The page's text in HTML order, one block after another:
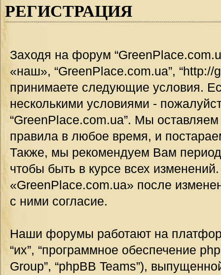
РЕГИСТРАЦИЯ
Заходя на форум
«наш», “GreenPlace.com.ua”,
принимаете следующие условия.
несколькими условиями -
“GreenPlace.com.ua”. Мы
правила в любое время, и
Также, мы рекомендуем Вам
чтобы быть в курсе всех
«GreenPlace.com.ua» после
с ними согласие.
Наши форумы работают на
“их”, “программное обеспечение
Group”, “phpBB Teams”),